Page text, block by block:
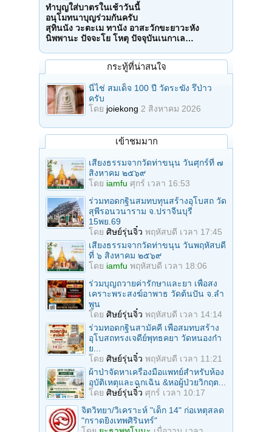
ทำบุญใส่บาตรในเช้าวันนี้
อนุโมทนาบุญร่วมกันครับ
สุทินนัง วะตะเม ทานัง อาสะวักขะยาวะหัง
นิพพานะ ปัจจะโย โหตุ ปัจจุบันเนกาเล…
กระทู้ที่น่าสนใจ
นี่ไช่ สมเด็จ 100 ปี วัดระฆัง รึป่าว
ครับ
โดย joiekong 2 สิงหาคม 2026
เข้าชมมาก
เสียงธรรมจากวัดท่าขนุน วันศุกร์ที่ ๗
สิงหาคม ๒๕๖๙
โดย iamfu ศุกร์ เวลา 16:53
ร่วมทอดกฐินสมทบทุนสร้างอุโบสถ วัด
สุพีรอนวนาราม จ.ปราจีนบุรี
15พย.69
โดย ศิษย์รุ่นจิ๋ว พฤหัสบดี เวลา 17:45
เสียงธรรมจากวัดท่าขนุน วันพฤหัสบดี
ที่ ๖ สิงหาคม ๒๕๖๙
โดย iamfu พฤหัสบดี เวลา 18:06
ร่วมบุญถวายค่ารักษาและยา เพื่อสง
เคราะพระสงฆ์อาพาธ วัดต้นปัน จ.ลํา
พูน
โดย ศิษย์รุ่นจิ๋ว พฤหัสบดี เวลา 14:14
ร่วมทอดกฐินสามัคคี เพื่อสมทบสร้าง
อุโบสถทรงเจดีย์พุทธคยา วัดหนองก๋า
ย...
โดย ศิษย์รุ่นจิ๋ว พฤหัสบดี เวลา 11:21
ผ้าป่าจัดหาเครื่องมือแพทย์สำหรับห้อง
อุบัติเหตุและฉุกเฉิน &หอผู้ป่วยวิกฤต...
โดย ศิษย์รุ่นจิ๋ว ศุกร์ เวลา 10:17
จิตวิทยา/วิเคราะห์ "เด็ก 14" ก่อเหตุสลด
"กราดยิงเทพศิรินทร์"